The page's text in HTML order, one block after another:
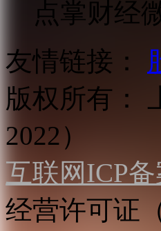
点掌财经
友情链接：
版权所有：
2022）
互联网ICP
经营许可证